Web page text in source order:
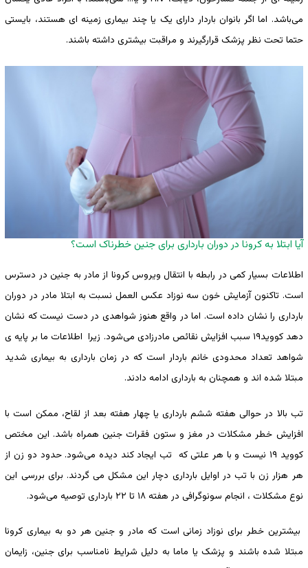
می‌باشد. اما اگر بانوان باردار دارای یک یا چند بیماری زمینه ای هستند، بایستی
حتما تحت نظر پزشک قرارگیرند و مراقبت بیشتری داشته باشند.
آیا ابتلا به کرونا در دوران بارداری برای جنین خطرناک است؟
اطلاعات بسیار کمی در رابطه با انتقال ویروس کرونا از مادر به جنین در دسترس
است. تاکنون آزمایش خون سه نوزاد عکس العمل نسبت به ابتلا مادر در دوران
بارداری را نشان داده است. اما در واقع هنوز شواهدی در دست نیست که نشان
دهد کووید۱۹ سبب افزایش نقائص مادرزادی می‌شود. زیرا اطلاعات ما بر پایه ی
شواهد تعداد محدودی خانم باردار است که در زمان بارداری به بیماری شدید
مبتلا شده اند و همچنان به بارداری ادامه دادند.
تب بالا در حوالی هفته ششم بارداری یا چهار هفته بعد از لقاح، ممکن است با
افزایش خطر مشکلات در مغز و ستون فقرات جنین همراه باشد. این مختص
کووید ۱۹ نیست و با هر علتی که تب ایجاد کند دیده می‌شود. حدود دو زن از
هر هزار زن با تب در اوایل بارداری دچار این مشکل می گردند. برای بررسی این
نوع مشکلات ، انجام سونوگرافی در هفته ۱۸ تا ۲۲ بارداری توصیه می‌شود.
بیشترین خطر برای نوزاد زمانی است که مادر و جنین هر دو به بیماری کرونا
مبتلا شده باشند و پزشک یا ماما به دلیل شرایط نامناسب برای جنین، زایمان